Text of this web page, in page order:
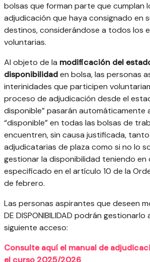
bolsas que forman parte que cumplan
adjudicación que haya consignado en
destinos, considerándose a todos los
voluntarias.
Al objeto de la modificación del
disponibilidaden bolsa, las personas
interinidades que participen
proceso de adjudicación desde el
disponible” pasarán automáticamente
“disponible” en todas las bolsas de
encuentren, sin causa justificada,
adjudicatarias de plaza como si no lo
gestionar la disponibilidad teniendo en
especificado en el artículo 10 de la
de febrero.
Las personas aspirantes que deseen
DE DISPONIBILIDAD podrán
siguiente acceso:
Consulte aquí el manual de